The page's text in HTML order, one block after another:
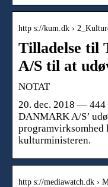
http s://kum.dk ›
Tilladelse til
A/S til at
NOTAT
20. dec. 2018 — 444
DANMARK A/S’
programvirksomhed
kulturministeren.
http s://mediawatch.dk ›